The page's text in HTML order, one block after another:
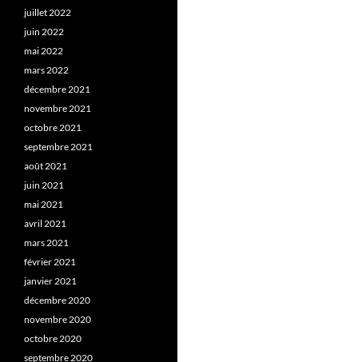
juillet 2022
juin 2022
mai 2022
mars 2022
décembre 2021
novembre 2021
octobre 2021
septembre 2021
août 2021
juin 2021
mai 2021
avril 2021
mars 2021
février 2021
janvier 2021
décembre 2020
novembre 2020
octobre 2020
septembre 2020